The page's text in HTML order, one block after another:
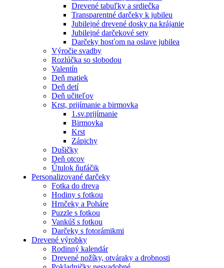
Drevené tabuľky a srdiečka
Transparentné darčeky k jubileu
Jubilejné drevené dosky na krájanie
Jubilejné darčekové sety
Darčeky hosťom na oslave jubilea
Výročie svadby
Rozlúčka so slobodou
Valentín
Deň matiek
Deň detí
Deň učiteľov
Krst, prijímanie a birmovka
1.sv.prijímanie
Birmovka
Krst
Zápichy
Dušičky
Deň otcov
Útulok ňufáčik
Personalizované darčeky
Fotka do dreva
Hodiny s fotkou
Hrnčeky a Poháre
Puzzle s fotkou
Vankúš s fotkou
Darčeky s fotorámikmi
Drevené výrobky
Rodinný kalendár
Drevené nožíky, otváraky a drobnosti